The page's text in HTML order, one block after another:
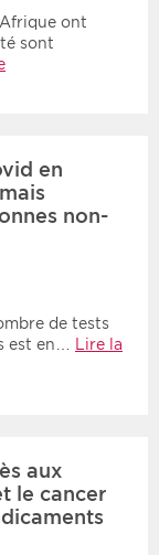
ont
sont
en
non-
de tests
est en…
Lire la
aux
le cancer